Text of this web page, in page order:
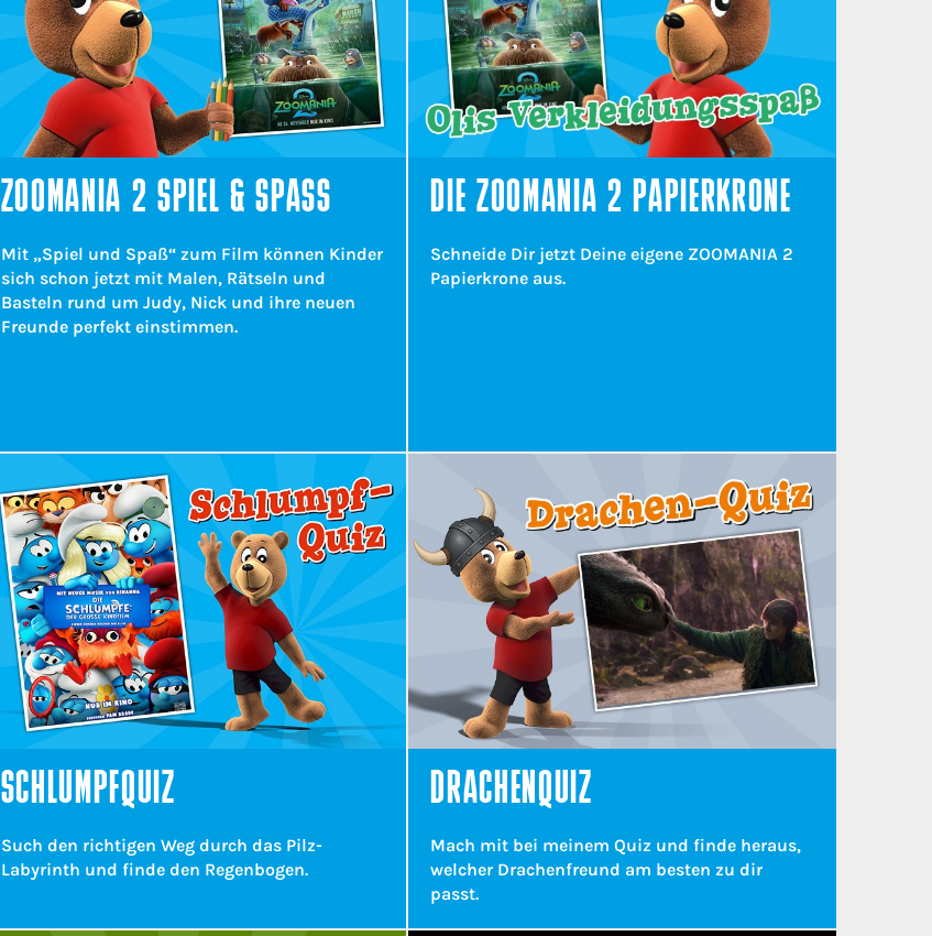
ZOOMANIA 2 SPIEL & SPASS
Mit „Spiel und Spaß“ zum Film können Kinder
sich schon jetzt mit Malen, Rätseln und
Basteln rund um Judy, Nick und ihre neuen
Freunde perfekt einstimmen.
DIE ZOOMANIA 2 PAPIERKRONE
Schneide Dir jetzt Deine eigene ZOOMANIA 2
Papierkrone aus.
SCHLUMPFQUIZ
Such den richtigen Weg durch das Pilz-
Labyrinth und finde den Regenbogen.
DRACHENQUIZ
Mach mit bei meinem Quiz und finde heraus,
welcher Drachenfreund am besten zu dir
passt.